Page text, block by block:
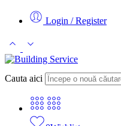
Login / Register
Cauta aici